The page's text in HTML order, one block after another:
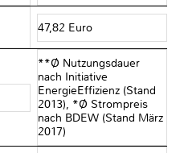
47,82 Euro
**Ø Nutzungsdauer
nach Initiative
EnergieEffizienz (Stand
2013), *Ø Strompreis
nach BDEW (Stand März
2017)